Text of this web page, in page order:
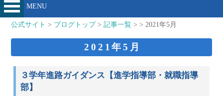
MENU
公式サイト > ブログトップ>記事一覧 > > 2021年5月
2021年5月
３学年進路ガイダンス【進学指導部・就職指導
部】